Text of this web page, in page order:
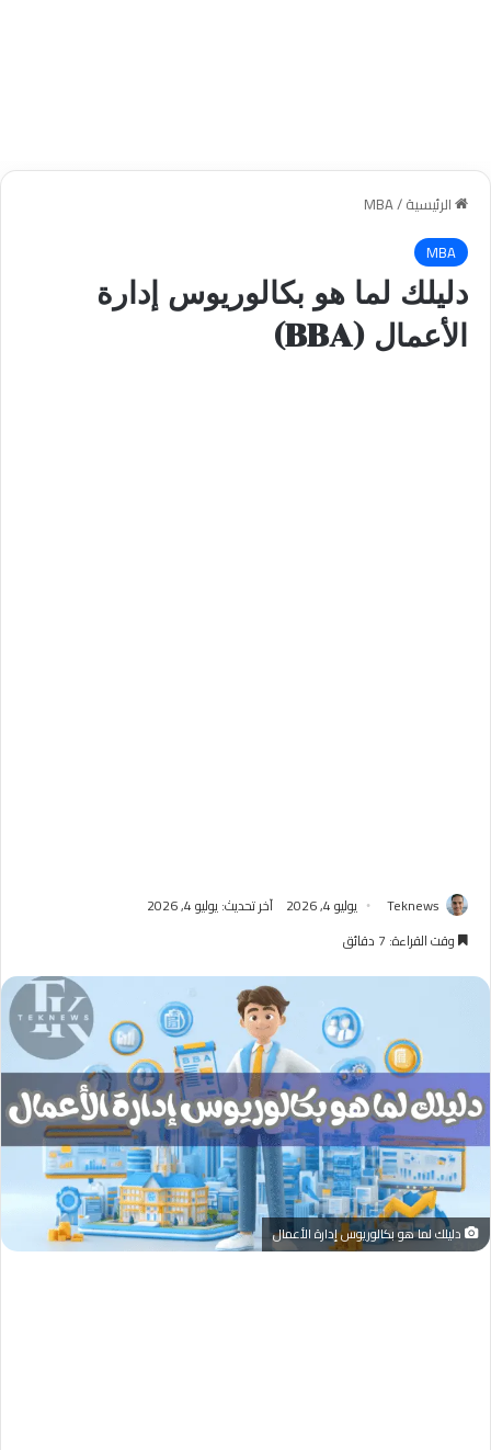
الرئيسية/
MBA
MBA
دليلك لما هو بكالوريوس إدارة
الأعمال (BBA)
Teknews يوليو 4, 2026
آخر تحديث: يوليو 4, 2026
وقت القراءة: 7 دقائق
دليلك لما هو بكالوريوس إدارة الأعمال